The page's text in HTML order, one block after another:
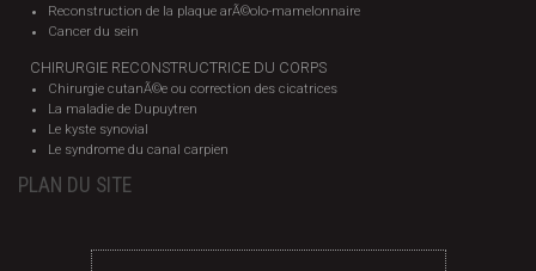
Reconstruction de la plaque arÃ©olo-mamelonnaire
Cancer du sein
CHIRURGIE RECONSTRUCTRICE DU CORPS
Chirurgie cutanÃ©e ou correction des cicatrices
La maladie de Dupuytren
Le kyste synovial
Le syndrome du canal carpien
PLAN DU SITE